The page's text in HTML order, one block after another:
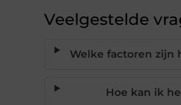
Veelgestelde
Welke factoren zijn
Hoe kan ik